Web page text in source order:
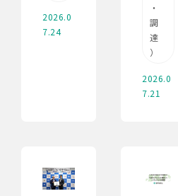
2026.0
7.24
・
調
達
）
2026.0
7.21